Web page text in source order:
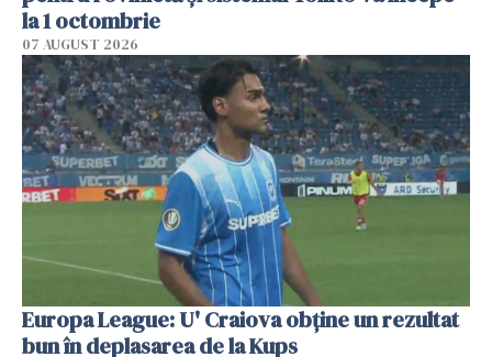
la 1 octombrie
07 AUGUST 2026
Europa League: U' Craiova obține un rezultat
bun în deplasarea de la Kups